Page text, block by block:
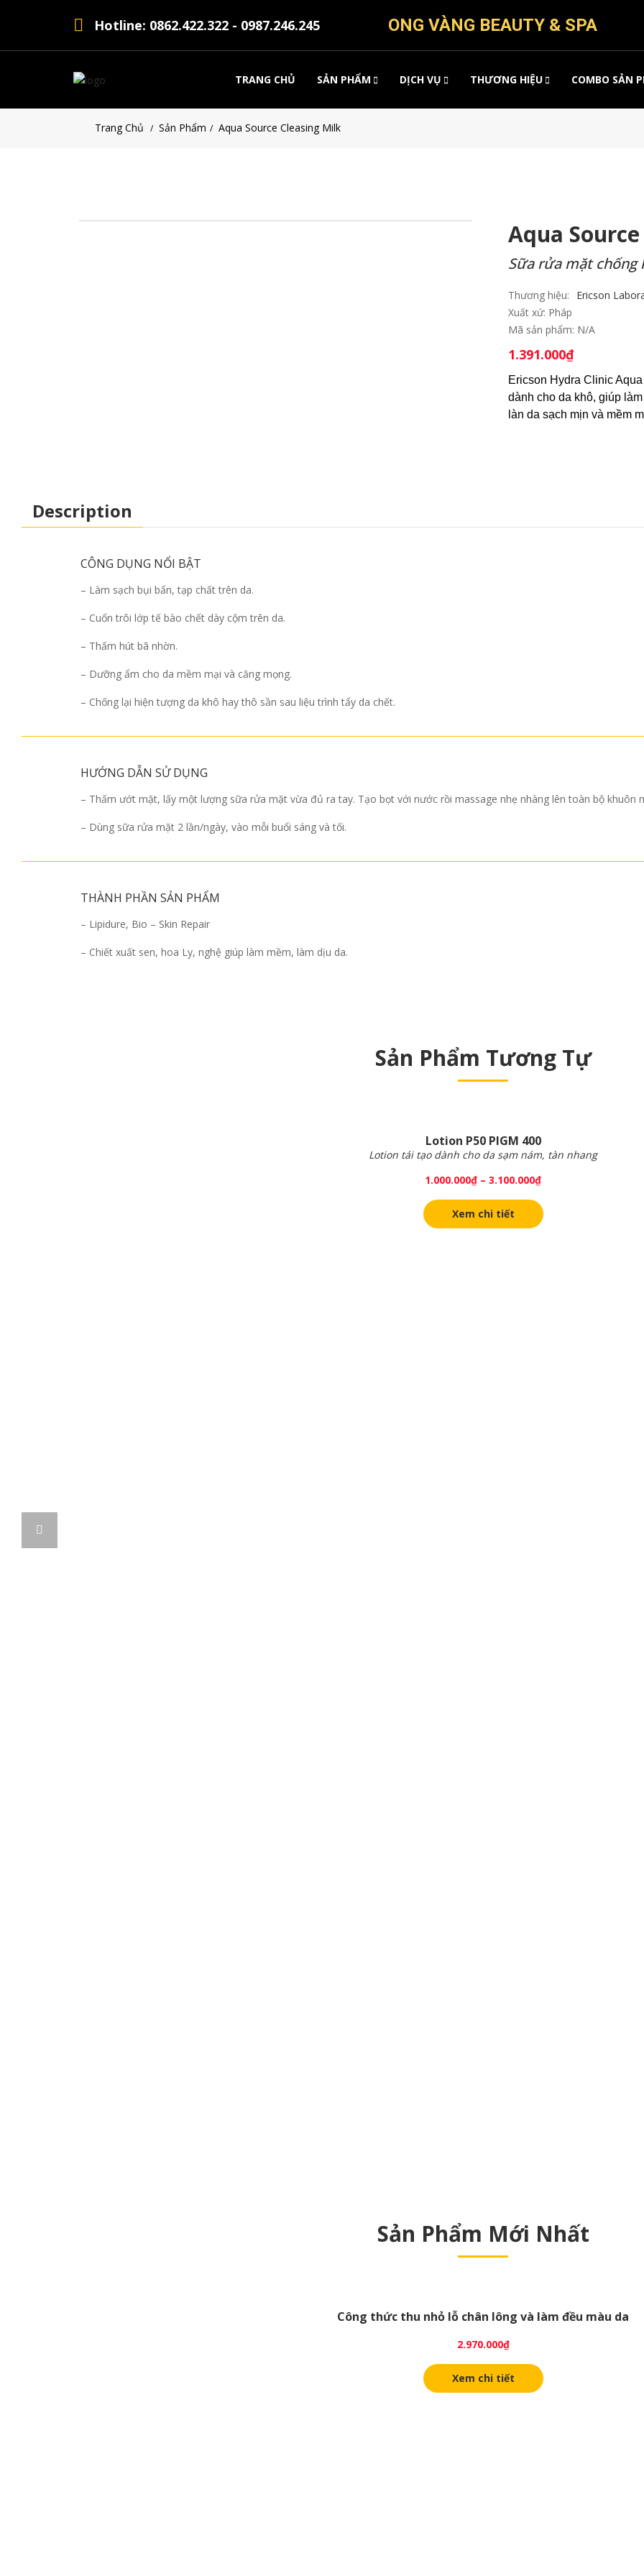
Hotline: 0862.422.322 - 0987.246.245 ONG VÀNG BEAUTY & SPA
TRANG CHỦ SẢN PHẨM DỊCH VỤ THƯƠNG HIỆU COMBO SẢN
Trang Chủ / Sản Phẩm / Aqua Source Cleasing Milk
Aqua
Sữa rửa mặt chống
Thương hiệu:
Ericson
Xuất xứ: Pháp
Mã sản phẩm: N/A
1.391.000₫
Ericson Hydra Clinic
dành cho da khô, giúp
làn da sạch mịn và mềm
Description
CÔNG DỤNG NỔI BẬT
– Làm sạch bụi bẩn, tạp chất trên da.
– Cuốn trôi lớp tế bào chết dày cộm trên da.
– Thấm hút bã nhờn.
– Dưỡng ẩm cho da mềm mại và căng mọng.
– Chống lại hiện tượng da khô hay thô sần sau liệu trình tẩy da chết.
HƯỚNG DẪN SỬ DỤNG
– Thấm ướt mặt, lấy một lượng sữa rửa mặt vừa đủ ra tay. Tạo bọt với nước rồi massage nhẹ nhàng lên toàn bộ khuôn
– Dùng sữa rửa mặt 2 lần/ngày, vào mỗi buổi sáng và tối.
THÀNH PHẦN SẢN PHẨM
– Lipidure, Bio – Skin Repair
– Chiết xuất sen, hoa Ly, nghệ giúp làm mềm, làm dịu da.
Sản Phẩm Tương Tự
Lotion P50 PIGM 400
Lotion tái tạo dành cho da sạm nám, tàn nhang
1.000.000₫ – 3.100.000₫
Xem chi tiết
Sản Phẩm Mới Nhất
Công thức thu nhỏ lỗ chân lông và làm đều màu da
2.970.000₫
Xem chi tiết